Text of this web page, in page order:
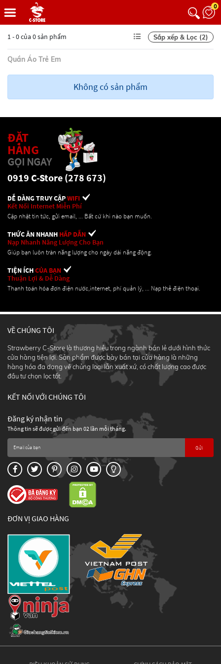
0
1 - 0 của 0 sản phẩm Sắp xếp & Lọc (2)
Quần Áo Trẻ Em
Không có sản phẩm
ĐẶT
HÀNG
GỌI NGAY
0919 C-Store (278 673)
DỄ DÀNG TRUY CẬPWIFI
Kết Nối Internet Miễn Phí
Cập nhật tin tức, gửi email, ... Bất cứ khi nào bạn muốn.
THỨC ĂN NHANH HẤP DẪN
Nạp Nhanh Năng Lượng Cho Bạn
Giúp bạn luôn tràn năng lượng cho ngày dài năng động.
TIỆN ÍCHCỦA BẠN
Thuận Lợi & Dễ Dàng
Thanh toán hóa đơn điện nước,internet, phí quản lý, ... Nạp thẻ điện thoại.
VỀ CHÚNG TÔI
Strawberry C-Store là thương hiệu trong ngành bán lẻ dưới hình thức
cửa hàng tiện lợi. Sản phẩm được bày bán tại cửa hàng là những
hàng hóa đa dạng về chủng loại lẫn xuất xứ, có chất lượng cao được
đầu tư chọn lọc tốt.
KẾT NỐI VỚI CHÚNG TÔI
Đăng ký nhận tin
Thông tin sẽ được gửi đến bạn 02 lần mỗi tháng.
Gửi
ĐƠN VỊ GIAO HÀNG